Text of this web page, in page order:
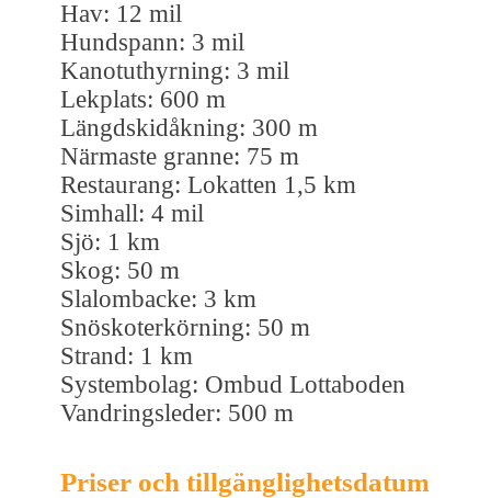
Hav: 12 mil
Hundspann: 3 mil
Kanotuthyrning: 3 mil
Lekplats: 600 m
Längdskidåkning: 300 m
Närmaste granne: 75 m
Restaurang: Lokatten 1,5 km
Simhall: 4 mil
Sjö: 1 km
Skog: 50 m
Slalombacke: 3 km
Snöskoterkörning: 50 m
Strand: 1 km
Systembolag: Ombud Lottaboden
Vandringsleder: 500 m
Priser och tillgänglighetsdatum